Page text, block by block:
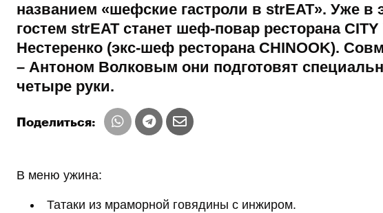
названием «шефские гастроли в strEAT». Уже в
гостем strEAT cтанет шеф-повар ресторана
Нестеренко (экс-шеф ресторана CHINOOK).
– Антоном Волковым они подготовят
четыре руки.
Поделиться:
В меню ужина:
Татаки из мраморной говядины с инжиром.